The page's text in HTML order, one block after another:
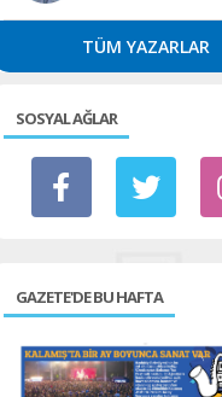
TÜM YAZARLAR
SOSYAL AĞLAR
GAZETE'DE BU HAFTA